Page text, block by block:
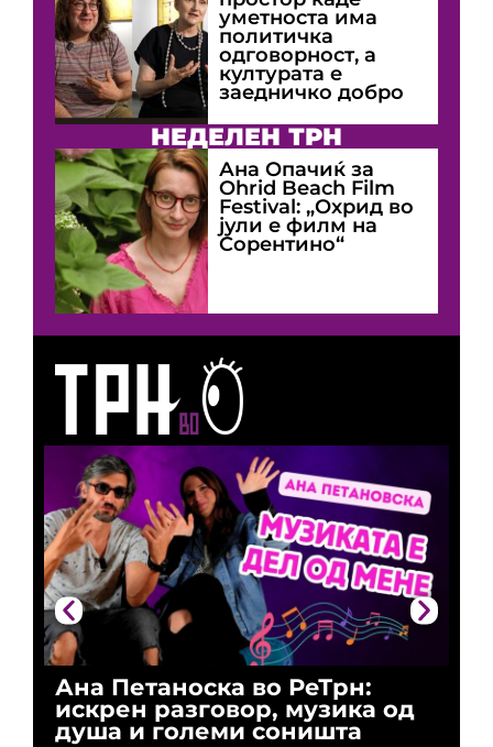
Ана Петаноска во РеТрн:
искрен разговор, музика од
душа и големи соништа
уметноста има
политичка
одговорност, а
културата е
заедничко добро
НЕДЕЛЕН ТРН
Ана Опачиќ за
Оhrid Beach Film
Festival: „Охрид во
јули е филм на
Сорентино“